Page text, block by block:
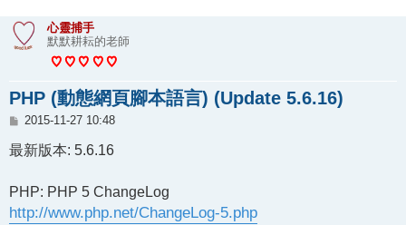
心靈捕手
默默耕耘的老師
PHP (動態網頁腳本語言) (Update 5.6.16)
文
2015-11-27 10:48
最新版本: 5.6.16
PHP: PHP 5 ChangeLog
http://www.php.net/ChangeLog-5.php